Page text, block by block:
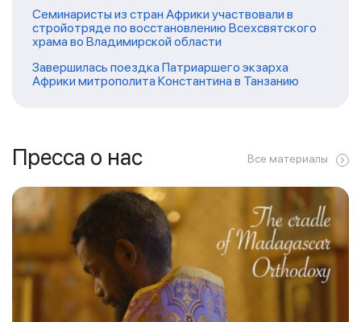
Семинаристы из стран Африки участвовали в
стройотряде по восстановлению Всехсвятского
храма во Владимирской области
Завершилась поездка Патриаршего экзарха
Африки митрополита Константина в Танзанию
Пресса о нас Все материалы